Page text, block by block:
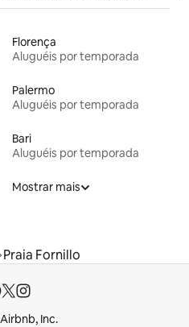
Florença
Aluguéis por temporada
Palermo
Aluguéis por temporada
Bari
Aluguéis por temporada
Mostrar mais
Praia Fornillo
Inc.